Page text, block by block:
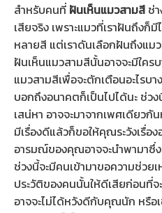
สำหรับคนที่ ฝันเห็นแมวสามสี ช่
เสียจริง เพราะแมวที่เราฝันถึง
หลายสี แต่เราดันเลือกฝันถึงแม
ฝันเห็นแมวสามสีนั้นอาจจะมีใคร
แมวสามสีเพื่อจะตักเตือนอะไรบ
บอกถึงอนาคตก็เป็นไปได้นะ ช่ว
เสน่หา อาจจะมาจากเพศเดียว
มีเรื่องดีแล้วก็ขอให้คุณระวังเรื่
อารมณ์ของคุณอาจจะนำพามาซึ่ง
ช่วงนี้จะมีคนเข้ามาขอความช่ว
ประวัติของคนนั้นให้ดีเสียก่อนที่จ
อาจจะไม่ได้หวังดีกับคุณนัก หรือ